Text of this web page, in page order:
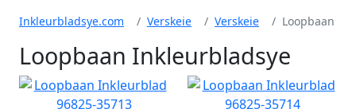
Inkleurbladsye.com Verskeie Verskeie Loopbaan
Loopbaan Inkleurbladsye